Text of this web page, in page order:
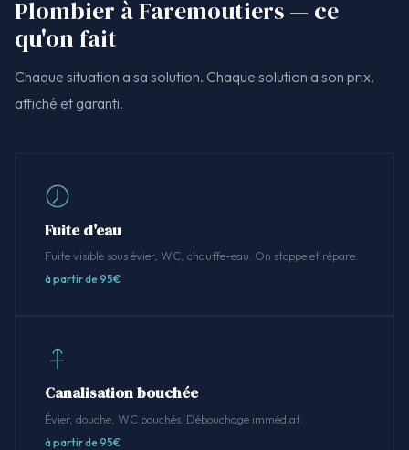
Plombier à Faremoutiers — ce
qu'on fait
Chaque situation a sa solution. Chaque solution a son prix,
affiché et garanti.
Fuite d'eau
Fuite visible sous évier, WC, chauffe-eau. On stoppe et répare.
à partir de 95€
Canalisation bouchée
Évier, douche, WC bouchés. Débouchage immédiat.
à partir de 95€